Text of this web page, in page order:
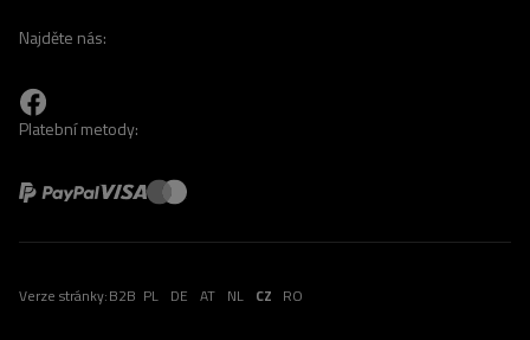
Najděte nás:
Platební metody:
Verze stránky:B2B PL DE AT NL CZ RO